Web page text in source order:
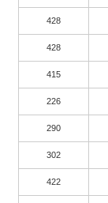
428
428
415
226
290
302
422